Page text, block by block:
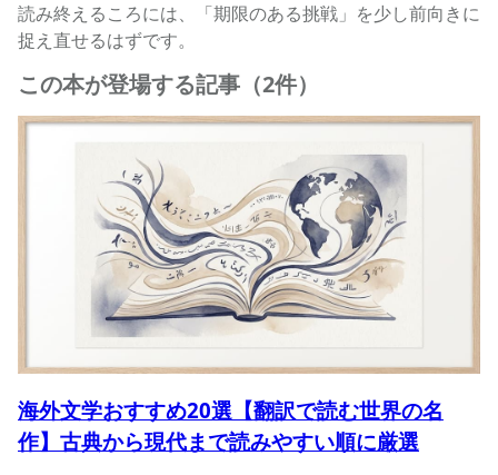
読み終えるころには、「期限のある挑戦」を少し前向きに
捉え直せるはずです。
この本が登場する記事（2件）
海外文学おすすめ20選【翻訳で読む世界の名
作】古典から現代まで読みやすい順に厳選